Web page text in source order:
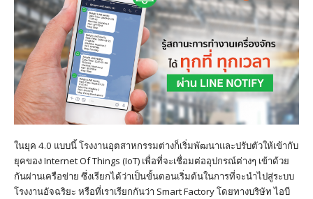
ในยุค 4.0 แบบนี้ โรงงานอุตสาหกรรมต่างก็เริ่มพัฒนาและปรับตัวให้เข้ากับ
ยุคของ Internet Of Things (IoT) เพื่อที่จะเชื่อมต่ออุปกรณ์ต่างๆ เข้าด้วย
กันผ่านเครือข่าย ซึ่งเรียกได้ว่าเป็นขั้นตอนเริ่มต้นในการที่จะนำไปสู่ระบบ
โรงงานอัจฉริยะ หรือที่เราเรียกกันว่า Smart Factory โดยทางบริษัท ไอบี